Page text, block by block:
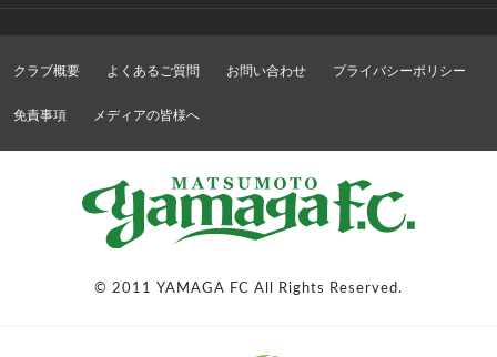
クラブ概要 よくあるご質問 お問い合わせ プライバシーポリシー
免責事項 メディアの皆様へ
© 2011 YAMAGA FC All Rights Reserved.